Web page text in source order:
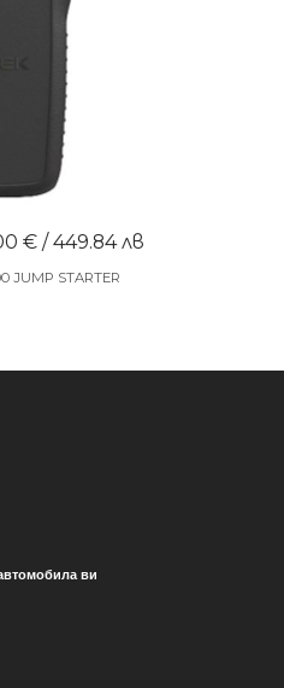
€ / 449.84 лв
JUMP STARTER
ви